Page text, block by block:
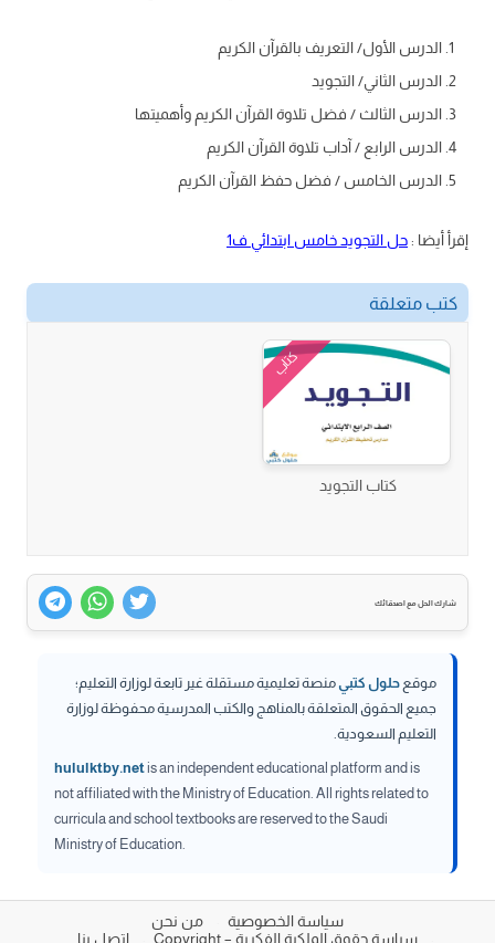
الدرس الأول/ التعريف بالقرآن الكريم
الدرس الثاني/ التجويد
الدرس الثالث / فضل تلاوة القرآن الكريم وأهميتها
الدرس الرابع / آداب تلاوة القرآن الكريم
الدرس الخامس / فضل حفظ القرآن الكريم
إقرأ أيضا :حل التجويد خامس ابتدائي ف1
كتب متعلقة
كتاب
كتاب التجويد
شارك الحل مع اصدقائك
موقع حلول كتبيمنصة تعليمية مستقلة غير تابعة لوزارة التعليم؛
جميع الحقوق المتعلقة بالمناهج والكتب المدرسية محفوظة لوزارة
التعليم السعودية.
hululktby.netis an independent educational platform and is
not affiliated with the Ministry of Education. All rights related to
curricula and school textbooks are reserved to the Saudi
Ministry of Education.
سياسة الخصوصية
من نحن
سياسة حقوق الملكية الفكرية – Copyright
اتصل بنا